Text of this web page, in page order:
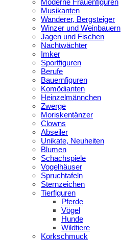
Moderne Frauenfiguren
Musikanten
Wanderer, Bergsteiger
Winzer und Weinbauern
Jagen und Fischen
Nachtwächter
Imker
Sportfiguren
Berufe
Bauernfiguren
Komödianten
Heinzelmännchen
Zwerge
Moriskentänzer
Clowns
Abseiler
Unikate, Neuheiten
Blumen
Schachspiele
Vogelhäuser
Spruchtafeln
Sternzeichen
Tierfiguren
Pferde
Vögel
Hunde
Wildtiere
Korkschmuck